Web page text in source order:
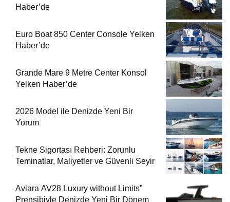
Haber’de
Euro Boat 850 Center Console Yelken
Haber’de
Grande Mare 9 Metre Center Konsol
Yelken Haber’de
2026 Model ile Denizde Yeni Bir
Yorum
Tekne Sigortası Rehberi: Zorunlu
Teminatlar, Maliyetler ve Güvenli Seyir
Aviara AV28 Luxury without Limits”
Prensibiyle Denizde Yeni Bir Dönem